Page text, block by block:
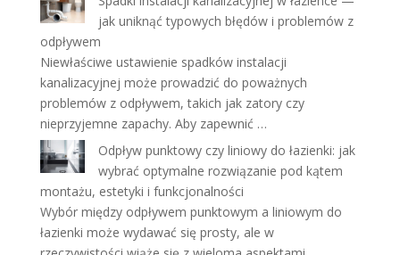
jak uniknąć typowych błędów i problemów z
odpływem
Niewłaściwe ustawienie spadków instalacji
kanalizacyjnej może prowadzić do poważnych
problemów z odpływem, takich jak zatory czy
nieprzyjemne zapachy. Aby zapewnić …
Odpływ punktowy czy liniowy do łazienki: jak
wybrać optymalne rozwiązanie pod kątem
montażu, estetyki i funkcjonalności
Wybór między odpływem punktowym a liniowym do
łazienki może wydawać się prosty, ale w